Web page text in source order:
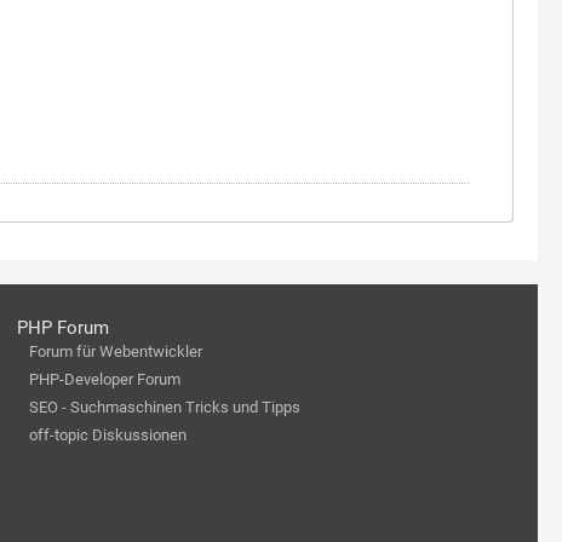
PHP Forum
Forum für Webentwickler
PHP-Developer Forum
SEO - Suchmaschinen Tricks und Tipps
off-topic Diskussionen